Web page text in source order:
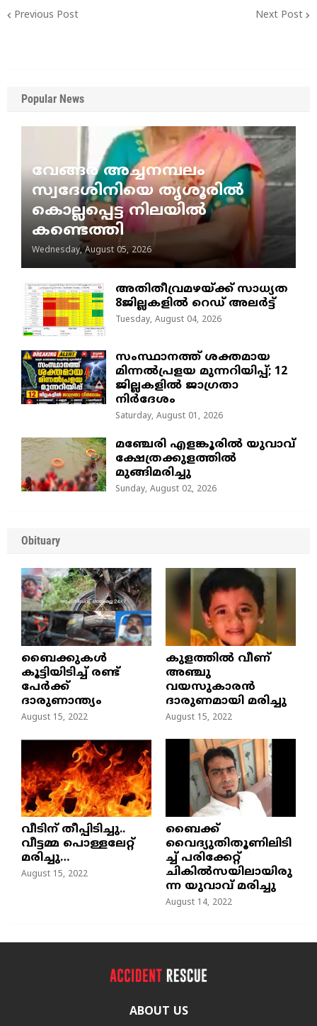
Previous Post Next Post
Popular News
വേങ്ങര അച്ചനമ്പലം
സ്വദേശിനിയെ തൃശൂരിൽ
കൊല്ലപ്പെട്ട നിലയിൽ
കണ്ടെത്തി
Wednesday, August 05, 2026
അതിതീവ്രമഴയ്ക്ക് സാധ്യത
8ജില്ലകളിൽ റെഡ് അലർട്ട്
Tuesday, August 04, 2026
സംസ്ഥാനത്ത് ശക്തമായ
മിന്നൽപ്രളയ മുന്നറിയിപ്പ്; 12
ജില്ലകളിൽ ജാഗ്രതാ
നിർദേശം
Saturday, August 01, 2026
മഞ്ചേരി എളങ്കൂരിൽ യുവാവ്
ക്ഷേത്രക്കുളത്തിൽ
മുങ്ങിമരിച്ചു
Sunday, August 02, 2026
Obituary
ബൈക്കുകൾ
കൂട്ടിയിടിച്ച് രണ്ട്
പേർക്ക്
ദാരുണാന്ത്യം
August 15, 2022
കുളത്തില്‍ വീണ്
അഞ്ചു
വയസുകാരന്‍
ദാരുണമായി മരിച്ചു
August 15, 2022
വീടിന് തീപ്പിടിച്ചു..
വീട്ടമ്മ പൊള്ളലേറ്റ്
മരിച്ചു…
August 15, 2022
ബൈക്ക്
വൈദ്യുതിതൂണിലിടി
ച്ച്‌ പരിക്കേറ്റ്
ചികില്‍സയിലായിരു
ന്ന യുവാവ് മരിച്ചു
August 14, 2022
ABOUT US